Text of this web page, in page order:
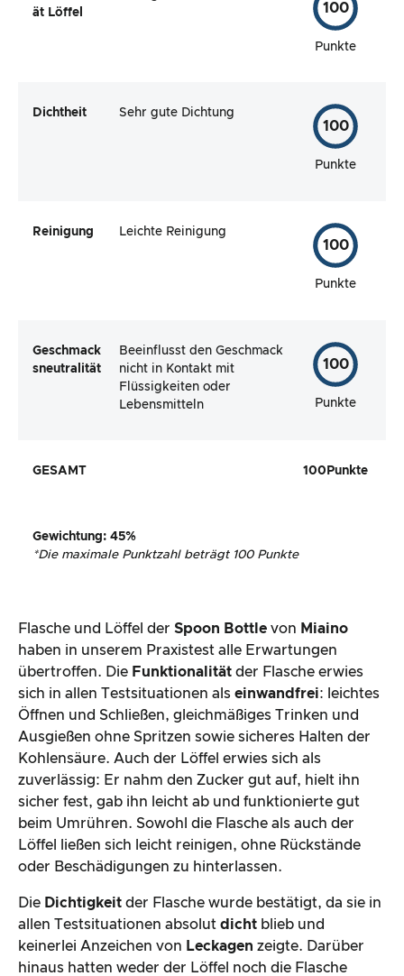
ät Löffel 100
Punkte
Dichtheit Sehr gute Dichtung
100
Punkte
Reinigung Leichte Reinigung
100
Punkte
Geschmack
sneutralität
Beeinflusst den Geschmack
nicht in Kontakt mit
Flüssigkeiten oder
Lebensmitteln
100
Punkte
GESAMT 100 Punkte
Gewichtung: 45%
*Die maximale Punktzahl beträgt 100 Punkte
Flasche und Löffel der Spoon Bottle von Miaino
haben in unserem Praxistest alle Erwartungen
übertroffen. Die Funktionalität der Flasche erwies
sich in allen Testsituationen als einwandfrei: leichtes
Öffnen und Schließen, gleichmäßiges Trinken und
Ausgießen ohne Spritzen sowie sicheres Halten der
Kohlensäure. Auch der Löffel erwies sich als
zuverlässig: Er nahm den Zucker gut auf, hielt ihn
sicher fest, gab ihn leicht ab und funktionierte gut
beim Umrühren. Sowohl die Flasche als auch der
Löffel ließen sich leicht reinigen, ohne Rückstände
oder Beschädigungen zu hinterlassen.
Die Dichtigkeit der Flasche wurde bestätigt, da sie in
allen Testsituationen absolut dicht blieb und
keinerlei Anzeichen von Leckagen zeigte. Darüber
hinaus hatten weder der Löffel noch die Flasche